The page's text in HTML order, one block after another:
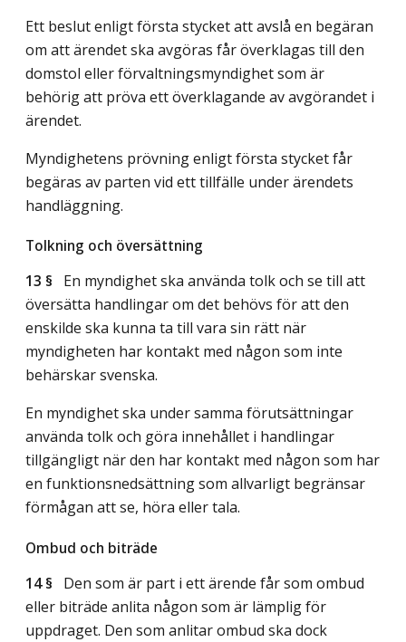
Ett beslut enligt första stycket att avslå en begäran
om att ärendet ska avgöras får överklagas till den
domstol eller förvaltningsmyndighet som är
behörig att pröva ett överklagande av avgörandet i
ärendet.
Myndighetens prövning enligt första stycket får
begäras av parten vid ett tillfälle under ärendets
handläggning.
Tolkning och översättning
13 § En myndighet ska använda tolk och se till att
översätta handlingar om det behövs för att den
enskilde ska kunna ta till vara sin rätt när
myndigheten har kontakt med någon som inte
behärskar svenska.
En myndighet ska under samma förutsättningar
använda tolk och göra innehållet i handlingar
tillgängligt när den har kontakt med någon som har
en funktionsnedsättning som allvarligt begränsar
förmågan att se, höra eller tala.
Ombud och biträde
14 § Den som är part i ett ärende får som ombud
eller biträde anlita någon som är lämplig för
uppdraget. Den som anlitar ombud ska dock